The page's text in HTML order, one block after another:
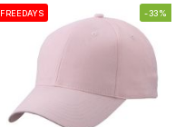
FREEDAYS -33%